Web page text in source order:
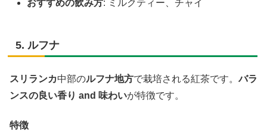
おすすめの飲み方: ミルクティー、チャイ
5. ルフナ
スリランカ中部のルフナ地方で栽培される紅茶です。バラ
ンスの良い香り and 味わいが特徴です。
特徴